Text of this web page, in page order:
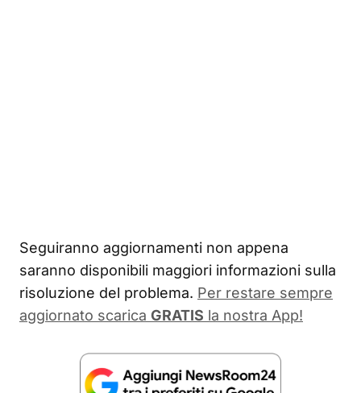
Seguiranno aggiornamenti non appena
saranno disponibili maggiori informazioni sulla
risoluzione del problema. Per restare sempre
aggiornato scarica GRATIS la nostra App!